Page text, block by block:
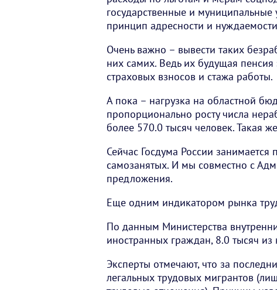
государственные и муниципальные
принцип адресности и
Очень важно – вывести таких
них самих. Ведь их будущая
страховых взносов и стажа работы.
А пока – нагрузка на областной
пропорционально росту числа
более 570.0 тысяч человек. Такая
Сейчас Госдума России занимается
самозанятых. И мы совместно с
предложения.
Еще одним индикатором рынка
По данным Министерства
иностранных граждан, 8.0 тысяч из
Эксперты отмечают, что за
легальных трудовых мигрантов